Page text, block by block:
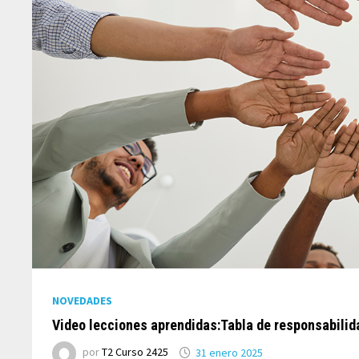
NOVEDADES
Video lecciones aprendidas:Tabla de
porT2 Curso 2425 31 enero 2025